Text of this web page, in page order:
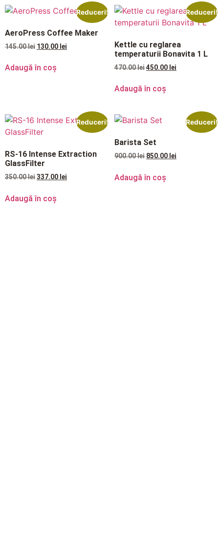
Reduceri!
AeroPress Coffee Maker
145.00lei 130.00 lei
Adaugă în coș
Reduceri!
Kettle cu reglarea
temperaturii Bonavita 1 L
470.00lei450.00 lei
Adaugă în coș
Reduceri!
RS-16 Intense Extraction
GlassFilter
350.00lei337.00 lei
Adaugă în coș
Reduceri!
Barista Set
900.00lei 850.00 lei
Adaugă în coș